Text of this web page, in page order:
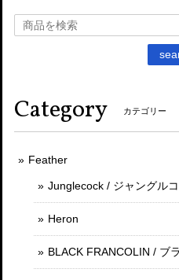
Category カテゴリー
Feather
Junglecock / ジャングル
Heron
BLACK FRANCOLIN / ブ